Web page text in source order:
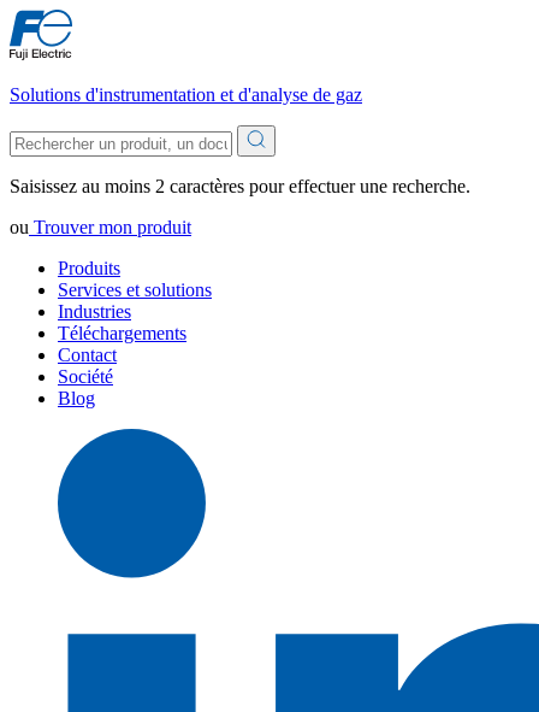
Solutions d'instrumentation et d'analyse de gaz
Saisissez au moins 2 caractères pour effectuer une recherche.
ou Trouver mon produit
Produits
Services et solutions
Industries
Téléchargements
Contact
Société
Blog